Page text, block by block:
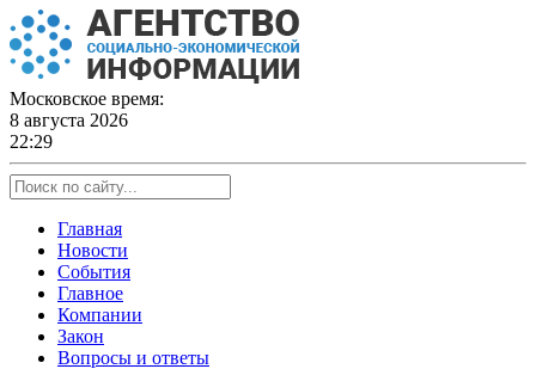
Skip
to
content
Московское время:
8 августа 2026
22:29
Главная
Новости
События
Главное
Компании
Закон
Вопросы и ответы